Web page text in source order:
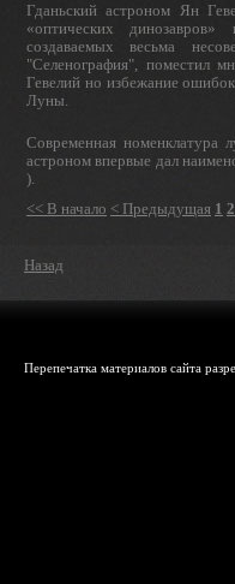
Гданьский астроном Ян
«оптических
создаваемых весьма
"Селенография", поместил
Гевелий но избежание
Луны.
Современная номенклатура
астроном впервые дал
).
<< В начало < Предыдущая 1 2
Назад
Перепечатка материалов сайта